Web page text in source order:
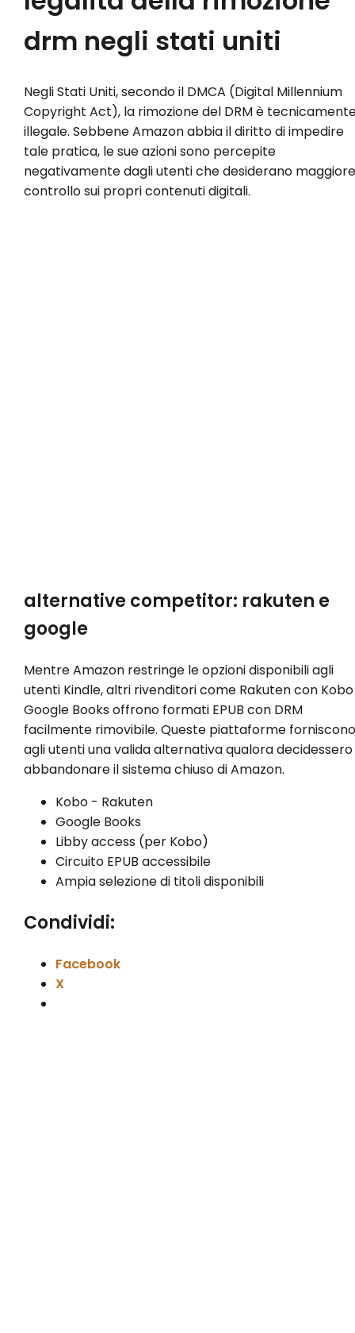
drm negli stati uniti
Negli Stati Uniti, secondo il DMCA (Digital Millennium
Copyright Act), la rimozione del DRM è
illegale. Sebbene Amazon abbia il diritto di impedire
tale pratica, le sue azioni sono percepite
negativamente dagli utenti che desiderano maggiore
controllo sui propri contenuti digitali.
alternative competitor: rakuten e
google
Mentre Amazon restringe le opzioni disponibili agli
utenti Kindle, altri rivenditori come Rakuten con
Google Books offrono formati EPUB con DRM
facilmente rimovibile. Queste piattaforme forniscono
agli utenti una valida alternativa qualora decidessero
abbandonare il sistema chiuso di Amazon.
Kobo - Rakuten
Google Books
Libby access (per Kobo)
Circuito EPUB accessibile
Ampia selezione di titoli disponibili
Condividi:
Facebook
X